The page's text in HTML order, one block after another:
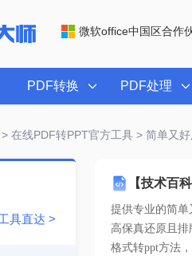
微软office中国区合作
PDF转换 PDF处理
在线PDF转PPT官方工具> 简单又好
【技术百
提供专业的简单
格式转ppt方法
具直达 >